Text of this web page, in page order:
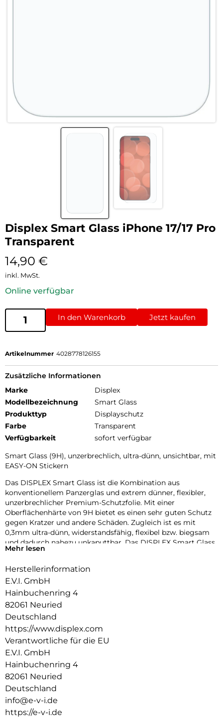
Displex Smart Glass iPhone 17/17 Pro
Transparent
14,90 €
inkl. MwSt.
Online verfügbar
In den Warenkorb Jetzt kaufen
Artikelnummer 4028778126155
Zusätzliche Informationen
Marke
Displex
Modellbezeichnung
Smart Glass
Produkttyp
Displayschutz
Farbe
Transparent
Verfügbarkeit
sofort verfügbar
Smart Glass (9H), unzerbrechlich, ultra-dünn, unsichtbar, mit
EASY-ON Stickern
Das DISPLEX Smart Glass ist die Kombination aus
konventionellem Panzerglas und extrem dünner, flexibler,
unzerbrechlicher Premium-Schutzfolie. Mit einer
Oberflächenhärte von 9H bietet es einen sehr guten Schutz
gegen Kratzer und andere Schäden. Zugleich ist es mit
0,3mm ultra-dünn, widerstandsfähig, flexibel bzw. biegsam
und dadurch nahezu unkaputtbar. Das DISPLEX Smart Glass
wird mit modernster Lasertechnologie in unserer
des Smartphone Displays angepasst – Made in Germany. Die
uneingeschränkte Funktionalität, Farbbrillanz und
Hüllenkompatibilität sind selbstverständlich garantiert.
Hüllenfreundlich
Unser DISPLEX Smart Glass wird bis auf 5/100 mm genau auf
die Smartphone Konturen gefertigt und passt somit perfekt
auf Ihr Smartphone. Außerdem ist die Schutzfolie ultradünn.
Somit lassen sich alle handelsüblichen Schutzhüllen & Cases
Schutz aus DISPLEX Smart Glass und Ihrer Lieblingshülle
wird Ihr Smartphone rundum optimal geschützt.
Anti Fingerprint
Die oberste Schicht unserer 4-Layer Technology besteht aus
einem High-Tech Plasma Coating. Die hydro- und oleophobe
Mehr lesen
Herstellerinformation
E.V.I. GmbH
Hainbuchenring 4
82061 Neuried
Deutschland
https://www.displex.com
Verantwortliche für die EU
E.V.I. GmbH
Hainbuchenring 4
82061 Neuried
Deutschland
info@e-v-i.de
https://e-v-i.de